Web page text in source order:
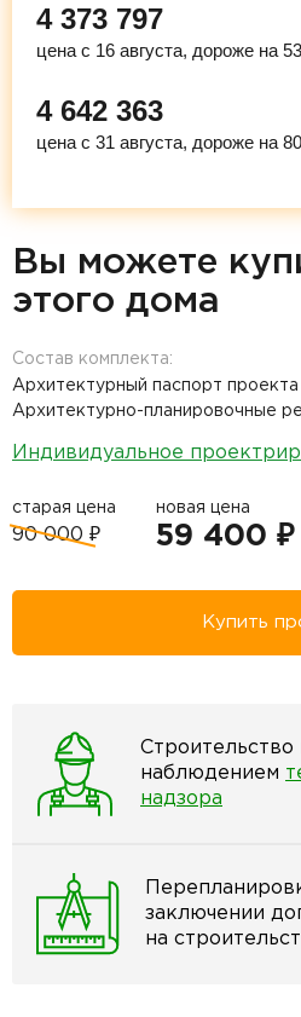
4 373 797
цена с 16 августа, дороже на
4 642 363
цена с 31 августа, дороже на
Вы можете
этого дома
Состав комплекта:
Архитектурный паспорт
Архитектурно-планировочные
Индивидуальное
старая цена
90 000 ₽
новая цена
59 400 ₽
Купить
Строительство
наблюдением
надзора
заключении
на